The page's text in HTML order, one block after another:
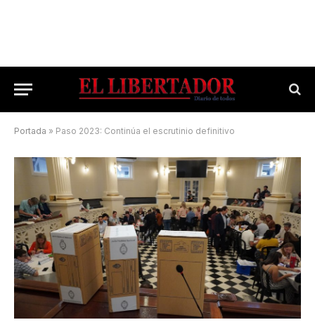
Portada » Paso 2023: Continúa el escrutinio definitivo